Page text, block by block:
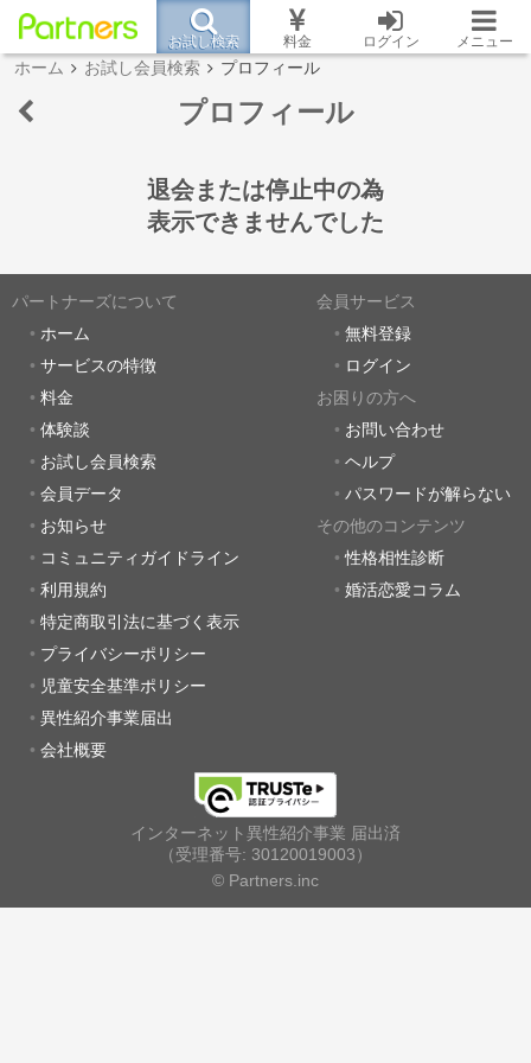
お試し検索 料金 ログイン メニュー
ホーム お試し会員検索 プロフィール
プロフィール
退会または停止中の為
表示できませんでした
パートナーズについて
ホーム
サービスの特徴
料金
体験談
お試し会員検索
会員データ
お知らせ
コミュニティガイドライン
利用規約
特定商取引法に基づく表示
プライバシーポリシー
児童安全基準ポリシー
異性紹介事業届出
会社概要
会員サービス
無料登録
ログイン
お困りの方へ
お問い合わせ
ヘルプ
パスワードが解らない
その他のコンテンツ
性格相性診断
婚活恋愛コラム
インターネット異性紹介事業 届出済
（受理番号: 30120019003）
© Partners.inc